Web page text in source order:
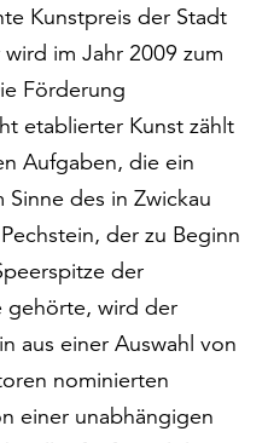
Kunstpreis der Stadt
im Jahr 2009 zum
Förderung
etablierter Kunst zählt
Aufgaben, die ein
des in Zwickau
der zu Beginn
der
gehörte, wird der
aus einer Auswahl von
nominierten
einer unabhängigen